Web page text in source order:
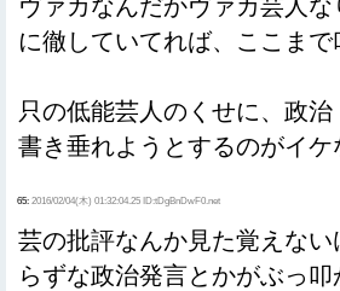
ヴァカなんだかヴァカ芸人な
に徹していてれば、ここまで
只の低能芸人のくせに、政
書き垂れようとするのがイケ
65: 2016/02/04(木) 01:32:04.25 ID:tDgBnDwF0.net
芸の批評なんか見た覚えな
らずな政治発言とかがぶっ